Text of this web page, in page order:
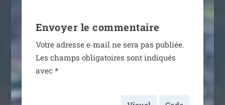
Envoyer le commentaire
Votre adresse e‑mail ne sera pas publiée.
Les champs obli­ga­toires sont indi­qués
avec *